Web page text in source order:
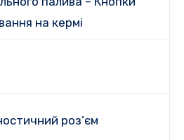
на кермі
роз’єм